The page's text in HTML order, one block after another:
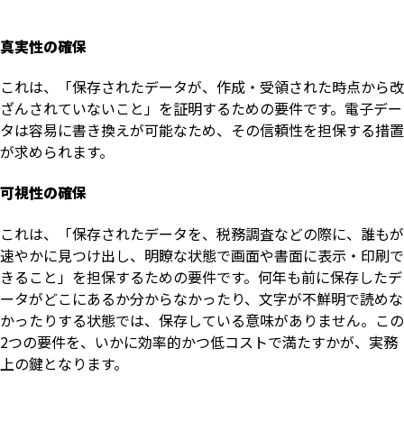
真実性の確保
これは、「保存されたデータが、作成・受領された時点から改
ざんされていないこと」を証明するための要件です。電子デー
タは容易に書き換えが可能なため、その信頼性を担保する措置
が求められます。
可視性の確保
これは、「保存されたデータを、税務調査などの際に、誰もが
速やかに見つけ出し、明瞭な状態で画面や書面に表示・印刷で
きること」を担保するための要件です。何年も前に保存したデ
ータがどこにあるか分からなかったり、文字が不鮮明で読めな
かったりする状態では、保存している意味がありません。この
2つの要件を、いかに効率的かつ低コストで満たすかが、実務
上の鍵となります。